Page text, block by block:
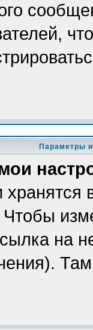
Параметры
на